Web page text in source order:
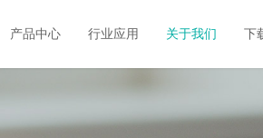
产品中心 行业应用 关于我们 下